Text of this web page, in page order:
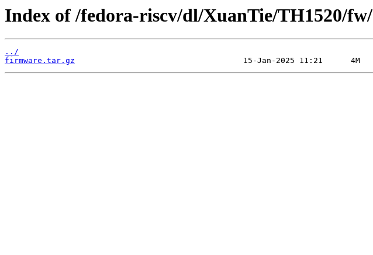
Index of /fedora-riscv/dl/XuanTie/TH1520/fw/
../
firmware.tar.gz